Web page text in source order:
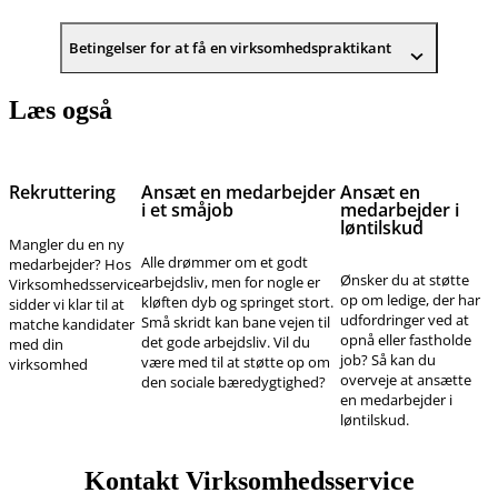
Betingelser for at få en virksomhedspraktikant
Læs også
Rekruttering
Mangler du en ny
medarbejder? Hos
Virksomhedsservice
sidder vi klar til at
matche kandidater
med din
virksomhed
Ansæt en medarbejder
i et småjob
Alle drømmer om et godt
arbejdsliv, men for nogle er
kløften dyb og springet stort.
Små skridt kan bane vejen til
det gode arbejdsliv. Vil du
være med til at støtte op om
den sociale bæredygtighed?
Ansæt en
medarbejder i
løntilskud
Ønsker du at støtte
op om ledige, der har
udfordringer ved at
opnå eller fastholde
job? Så kan du
overveje at ansætte
en medarbejder i
løntilskud.
Kontakt Virksomhedsservice